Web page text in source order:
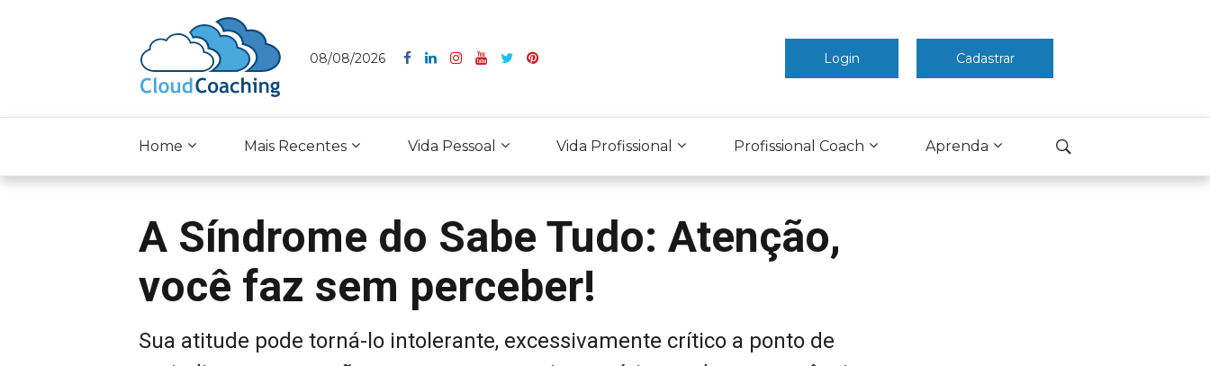
08/08/2026 Login Cadastrar
Home Mais Recentes Vida Pessoal Vida Profissional Profissional Coach Aprenda
A Síndrome do Sabe Tudo: Atenção,
você faz sem perceber!
Sua atitude pode torná-lo intolerante, excessivamente crítico a ponto de